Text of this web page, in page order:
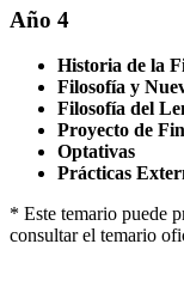
Año 4
Historia de la
Filosofía y
Filosofía del
Proyecto de
Optativas
Prácticas
* Este temario puede
consultar el temario